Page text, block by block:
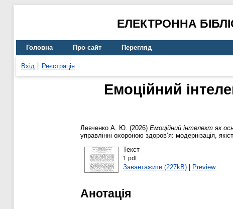
ЕЛЕКТРОННА
Головна Про сайт Перегляд
Вхід Реєстрація
Емоційний
Левченко А. Ю. (2026) Емоційний інтелект як
управлінні охороною здоров’я: модернізація,
Текст
1.pdf
Завантажити (227kB)| Preview
Анотація